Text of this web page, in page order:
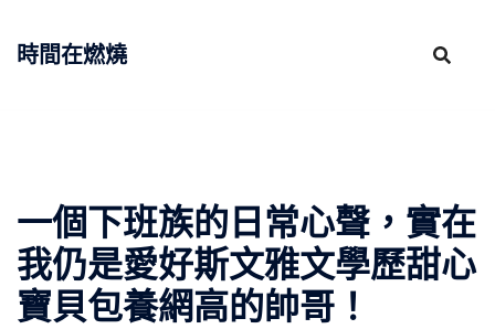
時間在燃燒
一個下班族的日常心聲，實在
我仍是愛好斯文雅文學歷甜心
寶貝包養網高的帥哥！